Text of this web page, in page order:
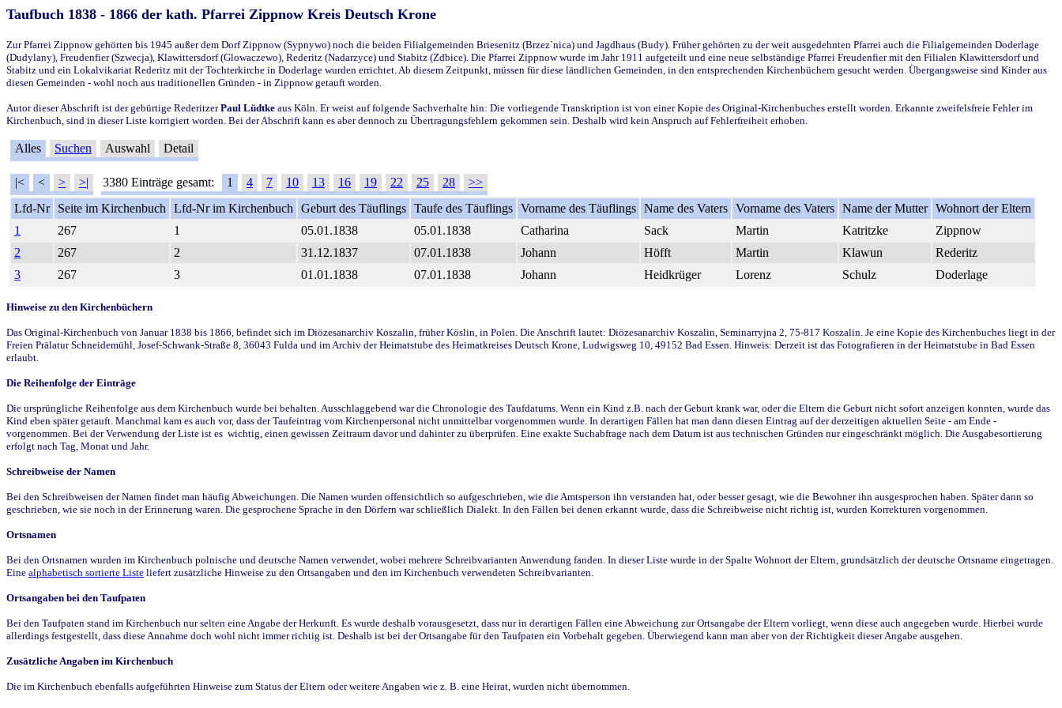
Taufbuch 1838 - 1866 der kath. Pfarrei Zippnow Kreis Deutsch Krone
Zur Pfarrei Zippnow gehörten bis 1945 außer dem Dorf Zippnow (Sypnywo) noch die beiden Filialgemeinden Briesenitz (Brzez`nica) und Jagdhaus (Budy). Früher gehörten zu der weit ausgedehnten Pfarrei auch die Filialgemeinden Doderlage
(Dudylany), Freudenfier (Szwecja), Klawittersdorf (Glowaczewo), Rederitz (Nadarzyce) und Stabitz (Zdbice). Die Pfarrei Zippnow wurde im Jahr 1911 aufgeteilt und eine neue selbständige Pfarrei Freudenfier mit den Filialen Klawittersdorf und
Stabitz und ein Lokalvikariat Rederitz mit der Tochterkirche in Doderlage wurden errichtet. Ab diesem Zeitpunkt, müssen für diese ländlichen Gemeinden, in den entsprechenden Kirchenbüchern gesucht werden. Übergangsweise sind Kinder aus
diesen Gemeinden - wohl noch aus traditionellen Gründen - in Zippnow getauft worden.
Autor dieser Abschrift ist der gebürtige RederitzerPaul Lüdtke aus Köln. Er weist auf folgende Sachverhalte hin: Die vorliegende Transkription ist von einer Kopie des Original-Kirchenbuches erstellt worden. Erkannte zweifelsfreie Fehler im
Kirchenbuch, sind in dieser Liste korrigiert worden. Bei der Abschrift kann es aber dennoch zu Übertragungsfehlern gekommen sein. Deshalb wird kein Anspruch auf Fehlerfreiheit erhoben.
Alles Suchen Auswahl Detail
|< < > >| 3380 Einträge gesamt: 1 4 7 10 13 16 19 22 25 28
>>
Lfd-Nr
Seite im Kirchenbuch Lfd-Nr im Kirchenbuch Geburt des Täuflings Taufe des Täuflings Vorname des Täuflings Name des Vaters Vorname des Vaters Name der Mutter Wohnort der Eltern
1
267 1 05.01.1838 05.01.1838 Catharina Sack Martin Katritzke
Zippnow
2
267 2 31.12.1837 07.01.1838 Johann Höfft Martin Klawun
Rederitz
3
267 3 01.01.1838 07.01.1838 Johann Heidkrüger Lorenz Schulz Doderlage
Hinweise zu den Kirchenbüchern
Das Original-Kirchenbuch von Januar 1838 bis 1866, befindet sich im Diözesanarchiv Koszalin, früher Köslin, in Polen. Die Anschrift lautet: Diözesanarchiv Koszalin, Seminarryjna 2, 75-817 Koszalin. Je eine Kopie des Kirchenbuches liegt in der
Freien Prälatur Schneidemühl, Josef-Schwank-Straße 8, 36043 Fulda und im Archiv der Heimatstube des Heimatkreises Deutsch Krone, Ludwigsweg 10, 49152 Bad Essen. Hinweis: Derzeit ist das Fotografieren in der Heimatstube in Bad Essen
erlaubt.
Die Reihenfolge der Einträge
Die ursprüngliche Reihenfolge aus dem Kirchenbuch wurde bei behalten. Ausschlaggebend war die Chronologie des Taufdatums. Wenn ein Kind z.B. nach der Geburt krank war, oder die Eltern die Geburt nicht sofort anzeigen konnten, wurde das
Kind eben später getauft. Manchmal kam es auch vor, dass der Taufeintrag vom Kirchenpersonal nicht unmittelbar vorgenommen wurde. In derartigen Fällen hat man dann diesen Eintrag auf der derzeitigen aktuellen Seite - am Ende -
vorgenommen. Bei der Verwendung der Liste ist es wichtig, einen gewissen Zeitraum davor und dahinter zu überprüfen. Eine exakte Suchabfrage nach dem Datum ist aus technischen Gründen nur eingeschränkt möglich. Die Ausgabesortierung
erfolgt nach Tag, Monat und Jahr.
Schreibweise der Namen
Bei den Schreibweisen der Namen findet man häufig Abweichungen. Die Namen wurden offensichtlich so aufgeschrieben, wie die Amtsperson ihn verstanden hat, oder besser gesagt, wie die Bewohner ihn ausgesprochen haben. Später dann so
geschrieben, wie sie noch in der Erinnerung waren. Die gesprochene Sprache in den Dörfern war schließlich Dialekt. In den Fällen bei denen erkannt wurde, dass die Schreibweise nicht richtig ist, wurden Korrekturen vorgenommen.
Ortsnamen
Bei den Ortsnamen wurden im Kirchenbuch polnische und deutsche Namen verwendet, wobei mehrere Schreibvarianten Anwendung fanden. In dieser Liste wurde in der Spalte Wohnort der Eltern, grundsätzlich der deutsche Ortsname eingetragen.
Eine alphabetisch sortierte Liste liefert zusätzliche Hinweise zu den Ortsangaben und den im Kirchenbuch verwendeten Schreibvarianten.
Ortsangaben bei den Taufpaten
Bei den Taufpaten stand im Kirchenbuch nur selten eine Angabe der Herkunft. Es wurde deshalb vorausgesetzt, dass nur in derartigen Fällen eine Abweichung zur Ortsangabe der Eltern vorliegt, wenn diese auch angegeben wurde. Hierbei wurde
allerdings festgestellt, dass diese Annahme doch wohl nicht immer richtig ist. Deshalb ist bei der Ortsangabe für den Taufpaten ein Vorbehalt gegeben. Überwiegend kann man aber von der Richtigkeit dieser Angabe ausgehen.
Zusätzliche Angaben im Kirchenbuch
Die im Kirchenbuch ebenfalls aufgeführten Hinweise zum Status der Eltern oder weitere Angaben wie z. B. eine Heirat, wurden nicht übernommen.